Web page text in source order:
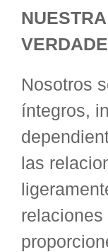
Nosotros
íntegros,
las